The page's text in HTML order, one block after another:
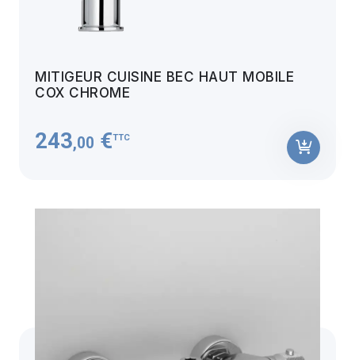
MITIGEUR CUISINE BEC HAUT MOBILE
COX CHROME
243,00 €TTC